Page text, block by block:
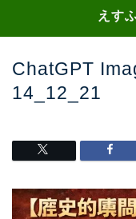
えす
ChatGPT
14_12_21